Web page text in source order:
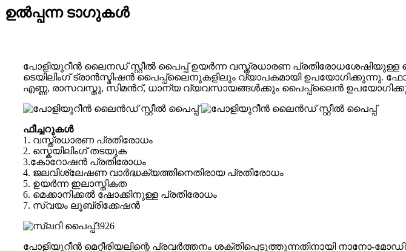
ഉൽപ്പന്ന ടാഗുകൾ
പോളിയുറീൻ ലൈനഡ് സ്റ്റീൽ പൈപ്പ് ഉയർന്ന വസ്ത്രധാരണ
ടെയിലിംഗ് ട്രാൻസ്മിഷൻ പൈപ്പ്ലൈനുകളിലും വ്യാപകമായി ഉപയോഗിക്കുന്നു.
എണ്ണ, രാസവസ്തു, സിമൻറ്, ധാന്യ വ്യവസായങ്ങൾക്കും പൈപ്പ്ലൈൻ
ഫീച്ചറുകൾ
1. വസ്ത്രധാരണ പ്രതിരോധം
2. സ്കെയിലിംഗ് തടയുക
3.കോറോഷൻ പ്രതിരോധം
4. ജലവിശ്ലേഷണ വാർദ്ധക്യത്തിനെതിരായ പ്രതിരോധം
5. ഉയർന്ന ഇലാസ്തികത
6. മെക്കാനിക്കൽ ഷോക്കിനുള്ള പ്രതിരോധം
7. സ്വയം ലൂബ്രിക്കേഷൻ
പോളിയുറീൻ മെറ്റീരിയലിന്റെ പ്രവർത്തനം ശക്തിപ്പെടുത്തുന്നതിനായി നാനോ-